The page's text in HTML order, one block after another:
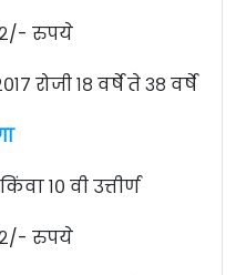
रुपये
रोजी १८ वर्षे ते ३८ वर्षे
१० वी उत्तीर्ण
रुपये